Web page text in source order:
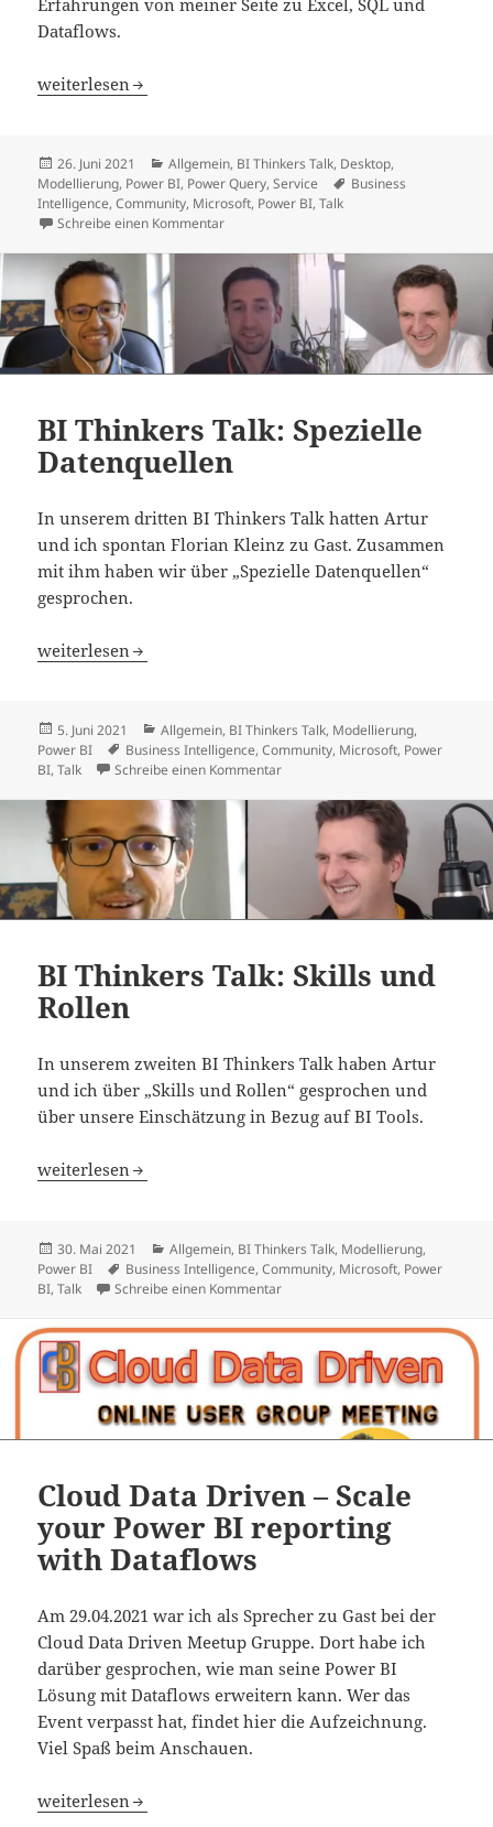
Erfahrungen von meiner Seite zu Excel, SQL und
Dataflows.
BI Thinkers Talk: mehr Datenquellen
weiterlesen
Veröffentlicht
am
26. Juni 2021 Kategorien
Allgemein, BI Thinkers Talk, Desktop,
Modellierung, Power BI, Power Query,Service Schlagwörter
Business
Intelligence,Community, Microsoft, Power BI,Talk
Schreibe einen Kommentarzu BI Thinkers Talk: mehr Datenquellen
BI Thinkers Talk: Spezielle
Datenquellen
In unserem dritten BI Thinkers Talk hatten Artur
und ich spontan Florian Kleinz zu Gast. Zusammen
mit ihm haben wir über „Spezielle Datenquellen“
gesprochen.
BI Thinkers Talk: Spezielle Datenquellen
weiterlesen
Veröffentlicht
am
5. Juni 2021 Kategorien
Allgemein, BI Thinkers Talk, Modellierung,
Power BI
Schlagwörter
Business Intelligence,Community, Microsoft, Power
BI,Talk Schreibe einen Kommentarzu BI Thinkers Talk: Spezielle
BI Thinkers Talk: Skills und
Rollen
In unserem zweiten BI Thinkers Talk haben Artur
und ich über „Skills und Rollen“ gesprochen und
über unsere Einschätzung in Bezug auf BI Tools.
BI Thinkers Talk: Skills und Rollen
weiterlesen
Veröffentlicht
am
30. Mai 2021 Kategorien
Allgemein, BI Thinkers Talk, Modellierung,
Power BI
Schlagwörter
Business Intelligence,Community, Microsoft, Power
BI,Talk Schreibe einen Kommentarzu BI Thinkers Talk: Skills und
Cloud Data Driven – Scale
your Power BI reporting
with Dataflows
Am 29.04.2021 war ich als Sprecher zu Gast bei der
Cloud Data Driven Meetup Gruppe. Dort habe ich
darüber gesprochen, wie man seine Power BI
Lösung mit Dataflows erweitern kann. Wer das
Event verpasst hat, findet hier die Aufzeichnung.
Viel Spaß beim Anschauen.
Cloud Data Driven – Scale your Power BI reporting with
weiterlesen